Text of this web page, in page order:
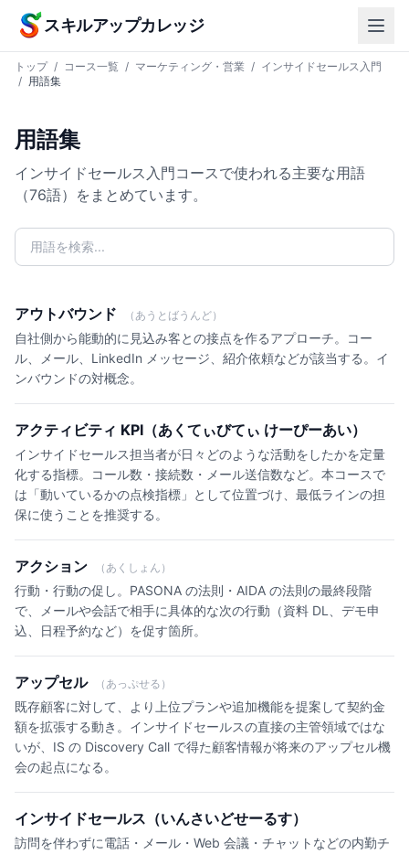
本文へスキップ
スキルアップカレッジ
トップ / コース一覧 / マーケティング・営業 / インサイドセールス入門
/ 用語集
用語集
インサイドセールス入門コースで使われる主要な用語
（76語）をまとめています。
アウトバウンド （あうとばうんど）
自社側から能動的に見込み客との接点を作るアプローチ。コー
ル、メール、LinkedIn メッセージ、紹介依頼などが該当する。イ
ンバウンドの対概念。
アクティビティ KPI（あくてぃびてぃ けーぴーあい）
インサイドセールス担当者が日々どのような活動をしたかを定量
化する指標。コール数・接続数・メール送信数など。本コースで
は「動いているかの点検指標」として位置づけ、最低ラインの担
保に使うことを推奨する。
アクション （あくしょん）
行動・行動の促し。PASONA の法則・AIDA の法則の最終段階
で、メールや会話で相手に具体的な次の行動（資料 DL、デモ申
込、日程予約など）を促す箇所。
アップセル （あっぷせる）
既存顧客に対して、より上位プランや追加機能を提案して契約金
額を拡張する動き。インサイドセールスの直接の主管領域ではな
いが、IS の Discovery Call で得た顧客情報が将来のアップセル機
会の起点になる。
インサイドセールス（いんさいどせーるす）
訪問を伴わずに電話・メール・Web 会議・チャットなどの内勤チ